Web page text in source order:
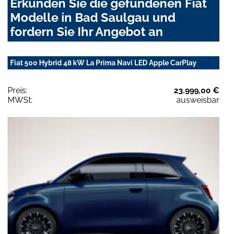
Erkunden Sie die gefundenen Fiat
Modelle in Bad Saulgau und
fordern Sie Ihr Angebot an
Fiat 500 Hybrid 48 kW La Prima Navi LED Apple CarPlay
Preis:
23.999,00 €
MWSt:
ausweisbar